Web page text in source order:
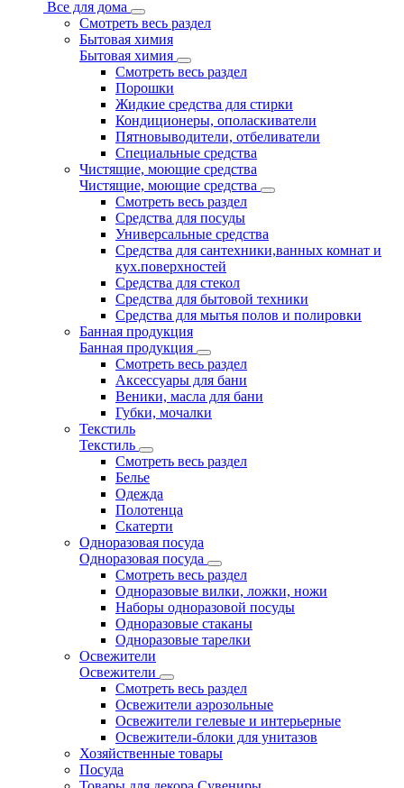
Все для дома
Смотреть весь раздел
Бытовая химия
Бытовая химия
Смотреть весь раздел
Порошки
Жидкие средства для стирки
Кондиционеры, ополаскиватели
Пятновыводители, отбеливатели
Специальные средства
Чистящие, моющие средства
Чистящие, моющие средства
Смотреть весь раздел
Средства для посуды
Универсальные средства
Средства для сантехники,ванных комнат и
кух.поверхностей
Средства для стекол
Средства для бытовой техники
Средства для мытья полов и полировки
Банная продукция
Банная продукция
Смотреть весь раздел
Аксессуары для бани
Веники, масла для бани
Губки, мочалки
Текстиль
Текстиль
Смотреть весь раздел
Белье
Одежда
Полотенца
Скатерти
Одноразовая посуда
Одноразовая посуда
Смотреть весь раздел
Одноразовые вилки, ложки, ножи
Наборы одноразовой посуды
Одноразовые стаканы
Одноразовые тарелки
Освежители
Освежители
Смотреть весь раздел
Освежители аэрозольные
Освежители гелевые и интерьерные
Освежители-блоки для унитазов
Хозяйственные товары
Посуда